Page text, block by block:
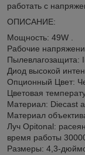
работать с
ОПИСАНИЕ:
Мощность: 49W .
Рабочие
Пылевлагозащита:
Диод высокой
Опционный Цвет:
Цветовая
Материал: Diecast
Материал
Луч Opitonal:
время работы 30000
Размеры: 4,3-